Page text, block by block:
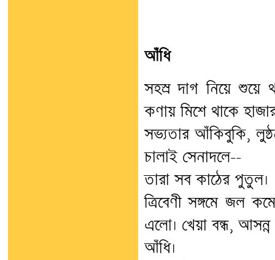
আঁধি
সহস্র দাগ নিয়ে শুয়ে
কণায় মিশে থাকে
সভ্যতার আঁকিবুকি,
চালাই সেনাদলে--
তারা সব কাঠের পুতুল।
ত্রিবেণী সঙ্গমে জল
এলো। খেয়া বন্ধ, আসন্ন
আঁধি।